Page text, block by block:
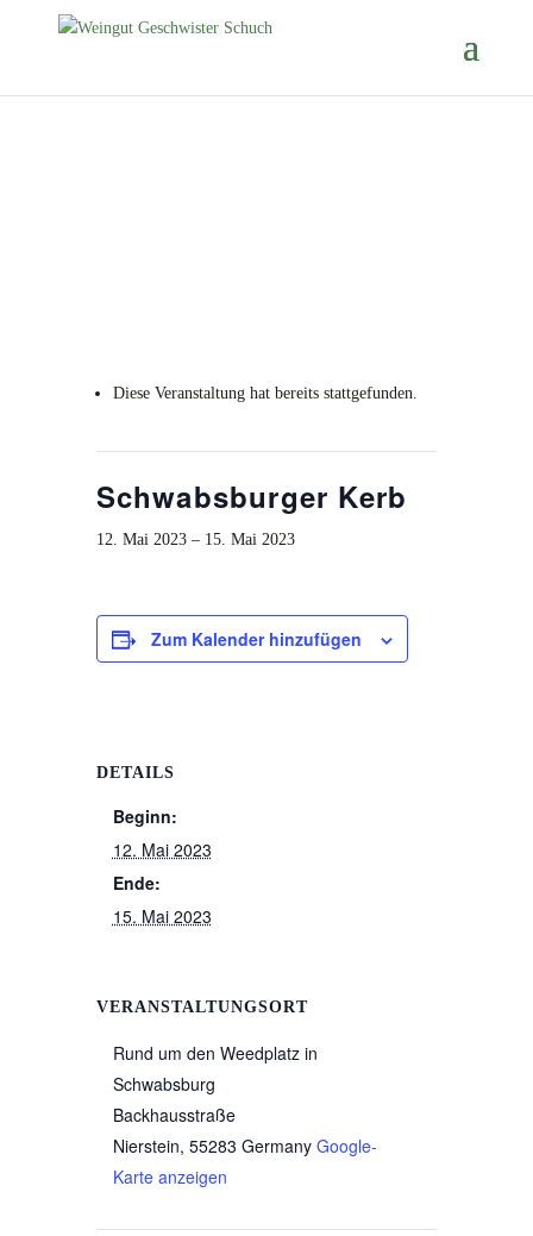
Diese Veranstaltung hat bereits stattgefunden.
Schwabsburger Kerb
12. Mai 2023– 15. Mai 2023
Zum Kalender hinzufügen
DETAILS
Beginn:
12. Mai 2023
Ende:
15. Mai 2023
VERANSTALTUNGSORT
Rund um den Weedplatz in
Schwabsburg
Backhausstraße
Nierstein, 55283 Germany Google-
Karte anzeigen